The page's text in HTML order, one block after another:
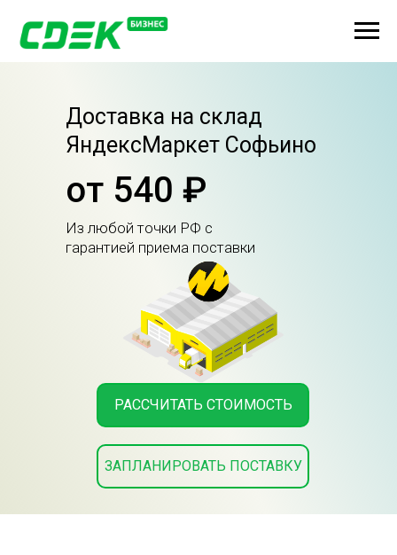
Доставка на склад
ЯндексМаркет Софьино
РАССЧИТАТЬ СТОИМОСТЬ
Из любой точки РФ с
гарантией приема поставки
ЗАПЛАНИРОВАТЬ ПОСТАВКУ
от 540 ₽